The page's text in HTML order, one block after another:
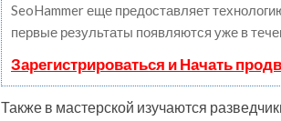
SeoHammer еще предоставляет
первые результаты появляются уже в
Зарегистрироваться и Начать
Также в мастерской изучаются